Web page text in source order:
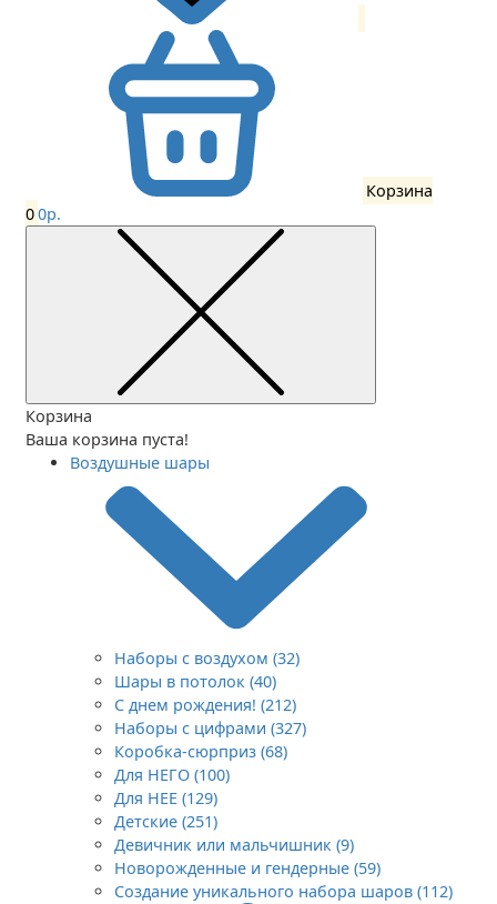
Корзина
00р.
Корзина
Ваша корзина пуста!
Воздушные шары
Наборы с воздухом (32)
Шары в потолок (40)
С днем рождения! (212)
Наборы с цифрами (327)
Коробка-сюрприз (68)
Для НЕГО (100)
Для НЕЕ (129)
Детские (251)
Девичник или мальчишник (9)
Новорожденные и гендерные (59)
Создание уникального набора шаров (112)